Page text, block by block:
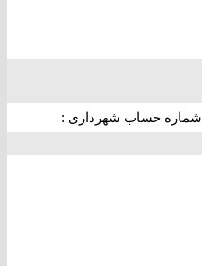
شماره حساب شهرداری :